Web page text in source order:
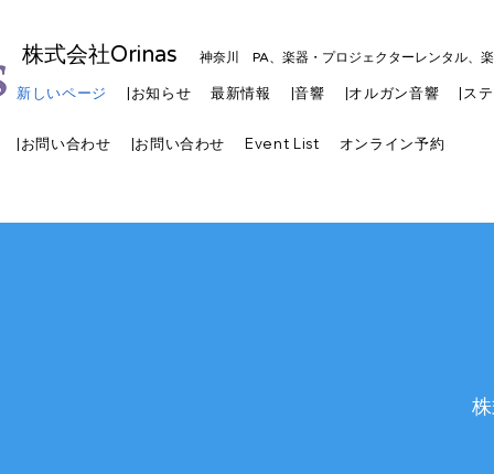
株式会社Orinas 神奈川 PA、楽器・プロジェクターレンタル、
新しいページ |お知らせ 最新情報 |音響 |オルガン音響 |ス
|お問い合わせ |お問い合わせ Event List オンライン予約